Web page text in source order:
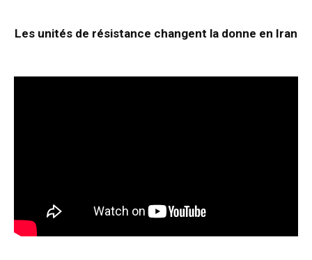
Les unités de résistance changent la donne en Iran